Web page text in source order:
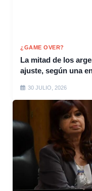
¿GAME OVER?
La mitad de los
ajuste, según una
30 JULIO, 2026